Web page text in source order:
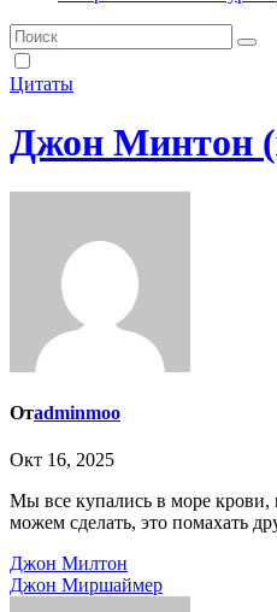
Цитаты
Джон Минтон
Отadminmoo
Окт 16, 2025
Мы все купались в море крови, и самое меньшее, что мы
можем сделать, это помахать
Навигация
по
Джон Милтон
Джон Миршаймер